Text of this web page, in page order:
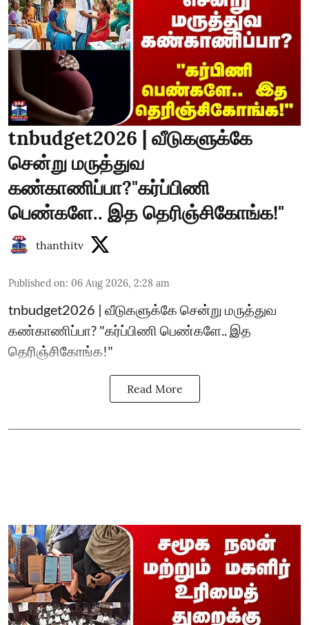
tnbudget2026 | வீடுகளுக்கே
சென்று மருத்துவ
கண்காணிப்பா?"கர்ப்பிணி
பெண்களே.. இத தெரிஞ்சிகோங்க!"
thanthitv
Published on: 06 Aug 2026, 2:28 am
tnbudget2026 | வீடுகளுக்கே சென்று மருத்துவ
கண்காணிப்பா? "கர்ப்பிணி பெண்களே.. இத
தெரிஞ்சிகோங்க!"
Read More